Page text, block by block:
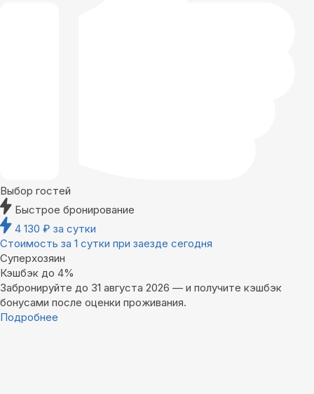
Выбор гостей
Быстрое бронирование
4 130 ₽ за сутки
Стоимость за 1 сутки при заезде сегодня
Суперхозяин
Кэшбэк до 4%
Забронируйте до 31 августа 2026 — и получите кэшбэк
бонусами после оценки проживания.
Подробнее